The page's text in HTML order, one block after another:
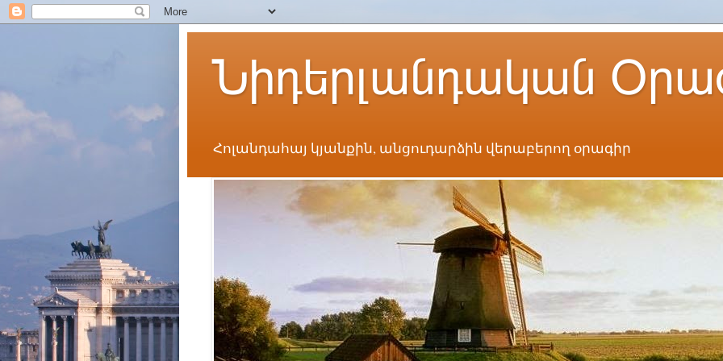
Նիդերլանդական
Հոլանդահայ կյանքին, անցուդարձին վերաբերող օրագիր